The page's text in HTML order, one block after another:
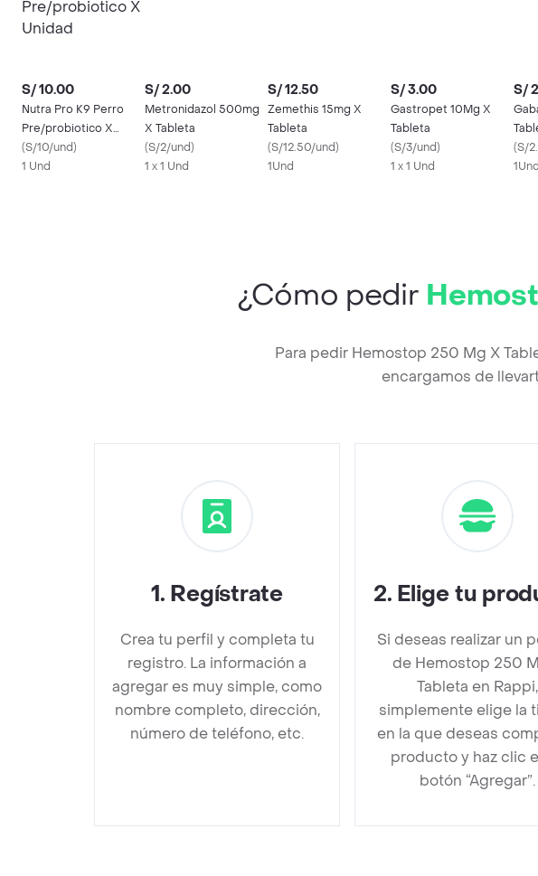
S/ 10.00
Nutra Pro K9 Perro
Pre/probiotico X
Unidad
(S/10/und)
1 Und
S/ 2.00
Metronidazol 500mg
X Tableta
(S/2/und)
1 x 1 Und
S/ 12.50
Zemethis 15mg X
Tableta
(S/12.50/und)
1Und
S/ 3.00
Gastropet 10Mg X
Tableta
(S/3/und)
1 x 1 Und
S/
(S/
1Und
¿Cómo pedir
Para pedir Hemostop 250 Mg X
encargamos de
1. Regístrate
Crea tu perfil y completa tu
registro. La información a
agregar es muy simple, como
nombre completo, dirección,
número de teléfono, etc.
2. Elige tu
Si deseas realizar un
de Hemostop 250
Tableta en Rappi,
simplemente elige la
en la que deseas
producto y haz clic
botón “Agregar”.